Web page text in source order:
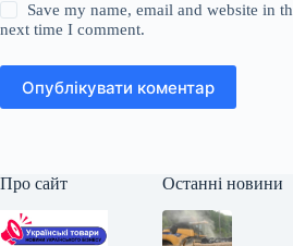
Save my name, email and website in
next time I comment.
Опублікувати коментар
Про сайт Останні новини